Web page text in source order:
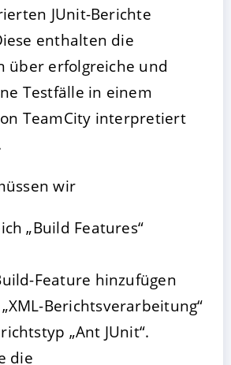
JUnit-Berichte
enthalten die
über erfolgreiche und
Testfälle in einem
TeamCity interpretiert
wir
„Build Features“
Feature hinzufügen
Berichtsverarbeitung“
„Ant JUnit“.
die